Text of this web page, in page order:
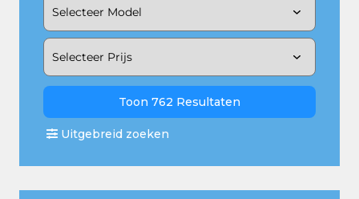
Toon 762 Resultaten
Uitgebreid zoeken